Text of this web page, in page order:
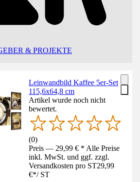
& PROJEKTE
Leinwandbild Kaffee 5er-Set
115,6x64,8 cm
Artikel wurde noch nicht
bewertet.
(0)
Preis — 29,99 € * Alle Preise
inkl. MwSt. und ggf. zzgl.
Versandkosten pro ST29,99
€*/ ST